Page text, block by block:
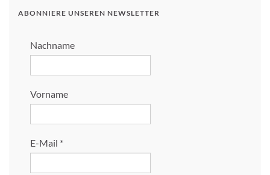
ABONNIERE UNSEREN NEWSLETTER
Nachname
Vorname
E-Mail *